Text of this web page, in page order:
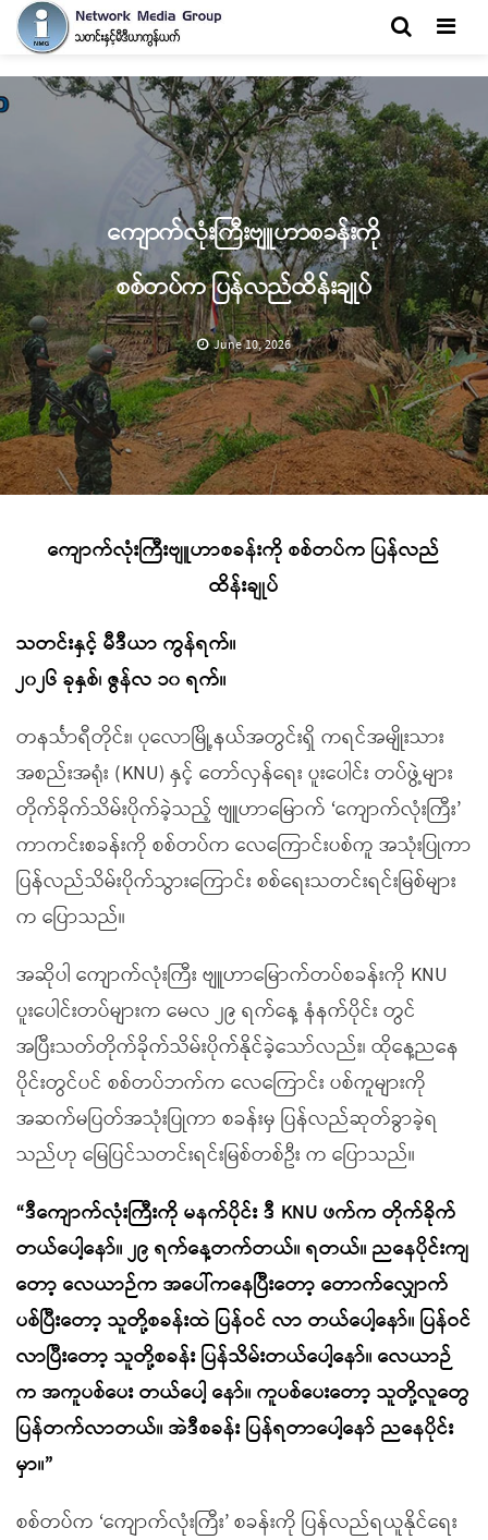
ကျောက်လုံးကြီးဗျူဟာစခန်းကို
စစ်တပ်က ပြန်လည်ထိန်းချုပ်
June 10, 2026
ကျောက်လုံးကြီးဗျူဟာစခန်းကို စစ်တပ်က ပြန်လည်
ထိန်းချုပ်
သတင်းနှင့် မီဒီယာ ကွန်ရက်။
၂၀၂၆ ခုနှစ်၊ ဇွန်လ ၁၀ ရက်။
တနင်္သာရီတိုင်း၊ ပုလောမြို့နယ်အတွင်းရှိ ကရင်အမျိုးသား
အစည်းအရုံး (KNU) နှင့် တော်လှန်ရေး ပူးပေါင်း တပ်ဖွဲ့များ
တိုက်ခိုက်သိမ်းပိုက်ခဲ့သည့် ဗျူဟာမြောက် ‘ကျောက်လုံးကြီး’
ကာကင်းစခန်းကို စစ်တပ်က လေကြောင်းပစ်ကူ အသုံးပြုကာ
ပြန်လည်သိမ်းပိုက်သွားကြောင်း စစ်ရေးသတင်းရင်းမြစ်များ
က ပြောသည်။
အဆိုပါ ကျောက်လုံးကြီး ဗျူဟာမြောက်တပ်စခန်းကို KNU
ပူးပေါင်းတပ်များက မေလ ၂၉ ရက်နေ့ နံနက်ပိုင်း တွင်
အပြီးသတ်တိုက်ခိုက်သိမ်းပိုက်နိုင်ခဲ့သော်လည်း၊ ထိုနေ့ညနေ
ပိုင်းတွင်ပင် စစ်တပ်ဘက်က လေကြောင်း ပစ်ကူများကို
အဆက်မပြတ်အသုံးပြုကာ စခန်းမှ ပြန်လည်ဆုတ်ခွာခဲ့ရ
သည်ဟု မြေပြင်သတင်းရင်းမြစ်တစ်ဦး က ပြောသည်။
“ဒီကျောက်လုံးကြီးကို မနက်ပိုင်း ဒီ KNU ဖက်က တိုက်ခိုက်
တယ်ပေါ့နော်။ ၂၉ ရက်နေ့တက်တယ်။ ရတယ်။ ညနေပိုင်းကျ
တော့ လေယာဉ်က အပေါ်ကနေပြီးတော့ တောက်လျှောက်
ပစ်ပြီးတော့ သူတို့စခန်းထဲ ပြန်ဝင် လာ တယ်ပေါ့နော်။ ပြန်ဝင်
လာပြီးတော့ သူတို့စခန်း ပြန်သိမ်းတယ်ပေါ့နော်။ လေယာဉ်
က အကူပစ်ပေး တယ်ပေါ့ နော်။ ကူပစ်ပေးတော့ သူတို့လူတွေ
ပြန်တက်လာတယ်။ အဲဒီစခန်း ပြန်ရတာပေါ့နော် ညနေပိုင်း
မှာ။”
စစ်တပ်က ‘ကျောက်လုံးကြီး’ စခန်းကို ပြန်လည်ရယူနိုင်ရေး